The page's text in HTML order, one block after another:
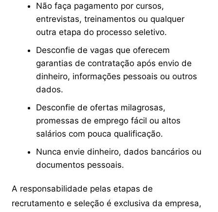
Não faça pagamento por cursos,
entrevistas, treinamentos ou qualquer
outra etapa do processo seletivo.
Desconfie de vagas que oferecem
garantias de contratação após envio de
dinheiro, informações pessoais ou outros
dados.
Desconfie de ofertas milagrosas,
promessas de emprego fácil ou altos
salários com pouca qualificação.
Nunca envie dinheiro, dados bancários ou
documentos pessoais.
A responsabilidade pelas etapas de
recrutamento e seleção é exclusiva da empresa,